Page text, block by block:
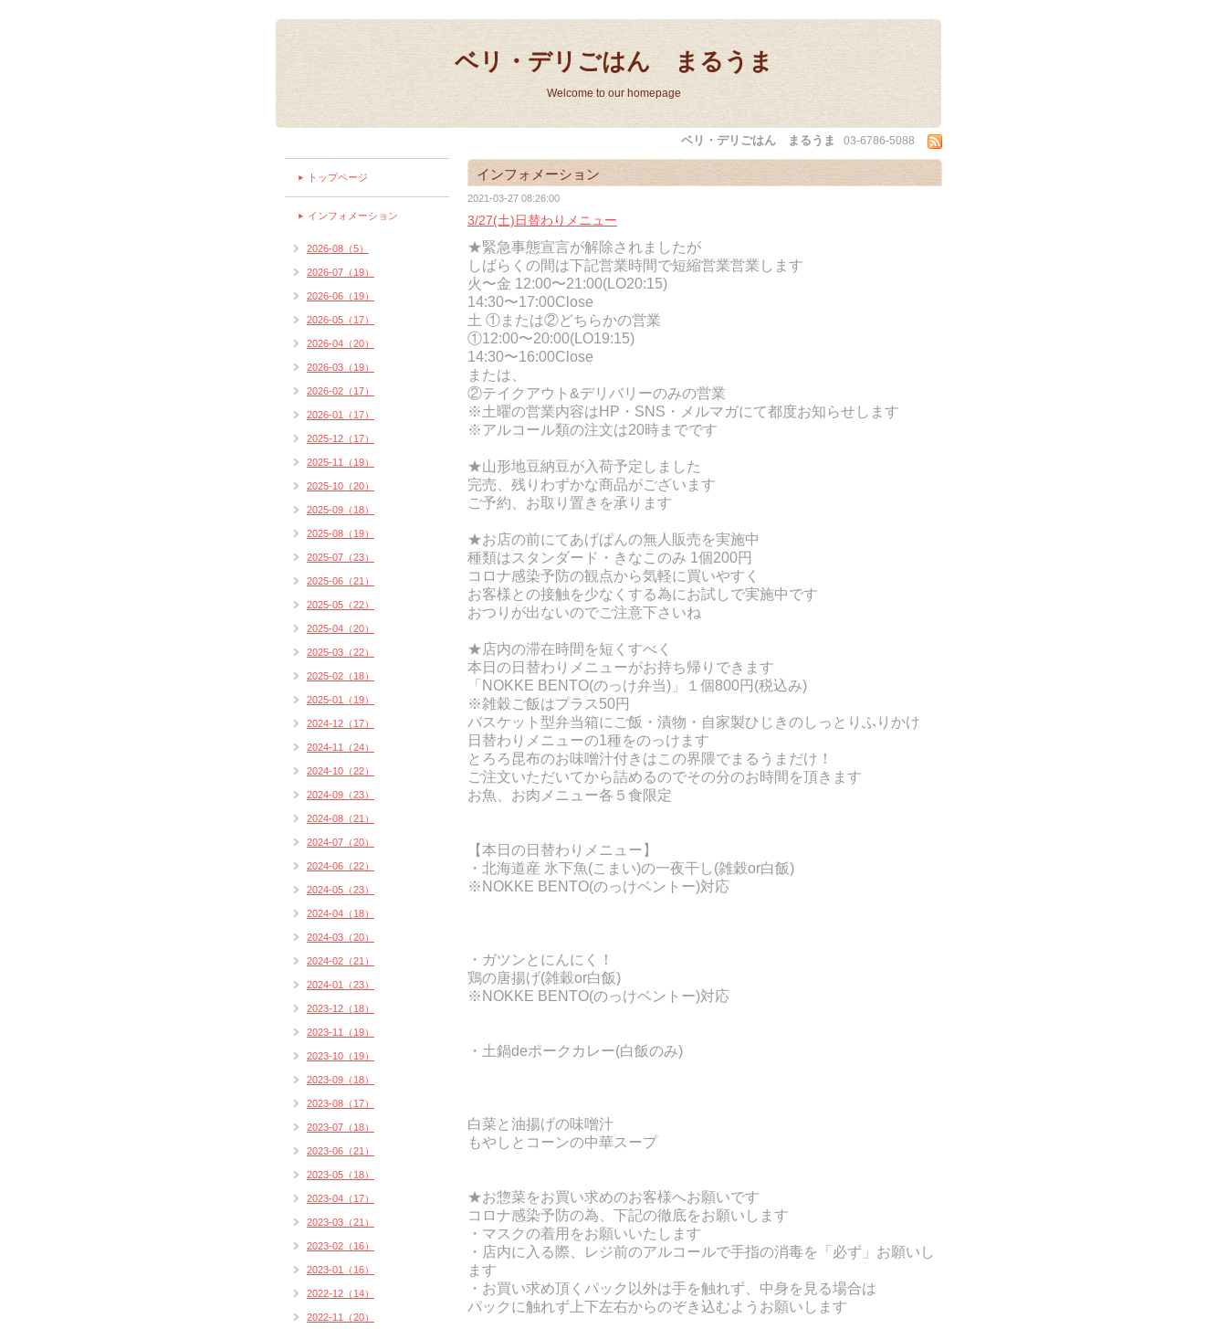
ベリ・デリごはん まるうま
Welcome to our homepage
ベリ・デリごはん まるうま 03-6786-5088
インフォメーション
2021-03-27 08:26:00
3/27(土)日替わりメニュー
★緊急事態宣言が解除されましたが
しばらくの間は下記営業時間で短縮営業営業します
火〜金 12:00〜21:00(LO20:15)
14:30〜17:00Close
土 ①または②どちらかの営業
①12:00〜20:00(LO19:15)
14:30〜16:00Close
または、
②テイクアウト&デリバリーのみの営業
※土曜の営業内容はHP・SNS・メルマガにて都度お知らせします
※アルコール類の注文は20時までです
★山形地豆納豆が入荷予定しました
完売、残りわずかな商品がございます
ご予約、お取り置きを承ります
★お店の前にてあげぱんの無人販売を実施中
種類はスタンダード・きなこのみ 1個200円
コロナ感染予防の観点から気軽に買いやすく
お客様との接触を少なくする為にお試しで実施中です
おつりが出ないのでご注意下さいね
★店内の滞在時間を短くすべく
本日の日替わりメニューがお持ち帰りできます
「NOKKE BENTO(のっけ弁当)」１個800円(税込み)
※雑穀ご飯はプラス50円
バスケット型弁当箱にご飯・漬物・自家製ひじきのしっとりふりかけ
日替わりメニューの1種をのっけます
とろろ昆布のお味噌汁付きはこの界隈でまるうまだけ！
ご注文いただいてから詰めるのでその分のお時間を頂きます
お魚、お肉メニュー各５食限定
【本日の日替わりメニュー】
・北海道産 氷下魚(こまい)の一夜干し(雑穀or白飯)
※NOKKE BENTO(のっけベントー)対応
・ガツンとにんにく！
鶏の唐揚げ(雑穀or白飯)
※NOKKE BENTO(のっけベントー)対応
・土鍋deポークカレー(白飯のみ)
白菜と油揚げの味噌汁
もやしとコーンの中華スープ
★お惣菜をお買い求めのお客様へお願いです
コロナ感染予防の為、下記の徹底をお願いします
・マスクの着用をお願いいたします
・店内に入る際、レジ前のアルコールで手指の消毒を「必ず」お願いし
ます
・お買い求め頂くパック以外は手を触れず、 中身を見る場合は
パックに触れず上下左右からのぞき込むようお願いします
トップページ
インフォメーション
2026-08（5）
2026-07（19）
2026-06（19）
2026-05（17）
2026-04（20）
2026-03（19）
2026-02（17）
2026-01（17）
2025-12（17）
2025-11（19）
2025-10（20）
2025-09（18）
2025-08（19）
2025-07（23）
2025-06（21）
2025-05（22）
2025-04（20）
2025-03（22）
2025-02（18）
2025-01（19）
2024-12（17）
2024-11（24）
2024-10（22）
2024-09（23）
2024-08（21）
2024-07（20）
2024-06（22）
2024-05（23）
2024-04（18）
2024-03（20）
2024-02（21）
2024-01（23）
2023-12（18）
2023-11（19）
2023-10（19）
2023-09（18）
2023-08（17）
2023-07（18）
2023-06（21）
2023-05（18）
2023-04（17）
2023-03（21）
2023-02（16）
2023-01（16）
2022-12（14）
2022-11（20）